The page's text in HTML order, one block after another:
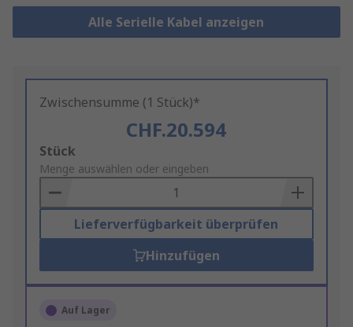
Alle Serielle Kabel anzeigen
Zwischensumme (1 Stück)*
CHF.20.594
Add
to
Basket
Stück
Menge auswählen oder eingeben
Lieferverfügbarkeit überprüfen
Hinzufügen
Auf Lager